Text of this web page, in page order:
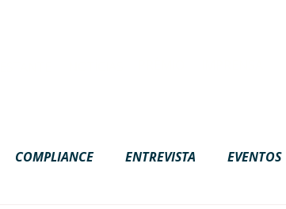
COMPLIANCE ENTREVISTA EVENTOS